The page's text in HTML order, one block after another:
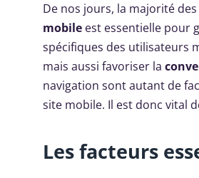
De nos jours, la majorité
mobile est essentielle pour
spécifiques des utilisateurs
mais aussi favoriser la
navigation sont autant de
site mobile. Il est donc vital
Les facteurs